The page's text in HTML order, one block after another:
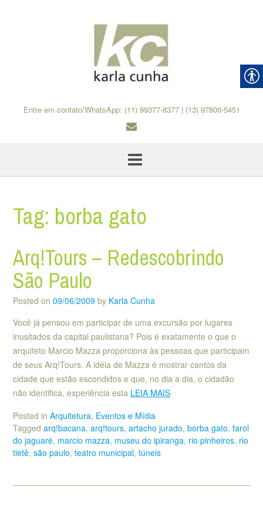
Entre em contato/WhatsApp: (11) 99377-8377 | (13) 97800-5451
Tag: borba gato
Arq!Tours – Redescobrindo
São Paulo
Posted on 09/06/2009 by Karla Cunha
Você já pensou em participar de uma excursão por lugares
inusitados da capital paulistana? Pois é exatamente o que o
arquiteto Marcio Mazza proporciona às pessoas que participam
de seus Arq!Tours. A idéia de Mazza é mostrar cantos da
cidade que estão escondidos e que, no dia a dia, o cidadão
não identifica, experiência esta LEIA MAIS
Posted in Arquitetura, Eventos e Mídia
Tagged arq!bacana, arq!tours, artacho jurado, borba gato, farol
do jaguaré, marcio mazza, museu do ipiranga, rio pinheiros, rio
tietê, são paulo, teatro municipal, túneis